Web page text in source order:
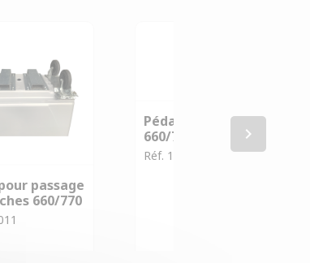
keyboard_arrow_right
passage
660/770
Pédale pour bac
660/770L/1100L
Réf. 1DA009